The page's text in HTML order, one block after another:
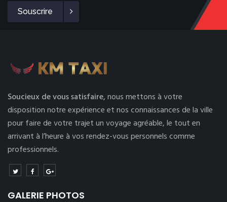
Souscrire
Soucieux de vous satisfaire,nous mettons à votre
disposition notre expérience et nos connaissances de la ville
pour faire de votre trajet un voyage agréable, le tout en
arrivant à l’heure à vos rendez-vous personnels comme
professionnels.
GALERIE PHOTOS